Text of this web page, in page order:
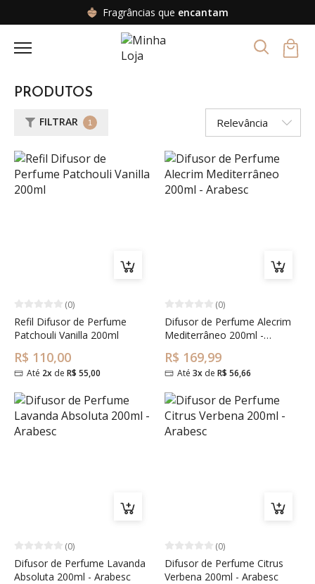
Fragrâncias que encantam
PRODUTOS
FILTRAR 1
(0)
Refil Difusor de Perfume
Patchouli Vanilla 200ml
R$ 110,00
Até 2x deR$ 55,00
(0)
Difusor de Perfume Alecrim
Mediterrâneo 200ml -
R$ 169,99
Até3x deR$ 56,66
(0)
Difusor de Perfume Lavanda
Absoluta 200ml - Arabesc
(0)
Difusor de Perfume Citrus
Verbena 200ml - Arabesc